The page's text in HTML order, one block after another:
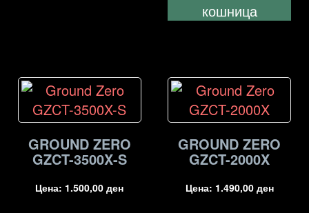
кошница
GROUND ZERO
GZCT-3500X-S
Цена: 1.500,00ден
GROUND ZERO
GZCT-2000X
Цена: 1.490,00 ден